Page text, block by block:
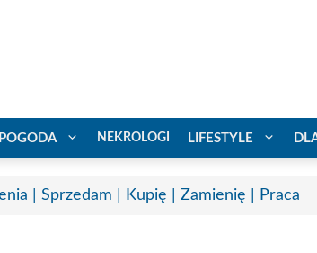
POGODA NEKROLOGI LIFESTYLE
| Sprzedam | Kupię | Zamienię | Praca